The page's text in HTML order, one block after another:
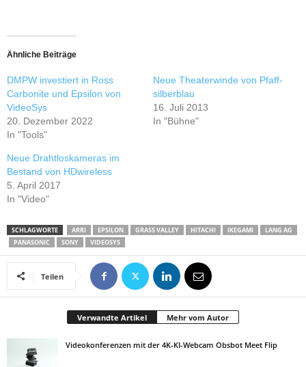
Ähnliche Beiträge
DMPW investiert in Ross
Carbonite und Epsilon von
VideoSys
20. Dezember 2022
In "Tools"
Neue Theaterwinde von Pfaff-
silberblau
16. Juli 2013
In "Bühne"
Neue Drahtloskameras im
Bestand von HDwireless
5. April 2017
In "Video"
SCHLAGWORTE ARRI EPSILON GRASS VALLEY HITACHI IKEGAMI
LANG AG
PANASONIC
SONY VIDEOSYS
Teilen
Verwandte Artikel Mehr vom Autor
Videokonferenzen mit der 4K-KI-Webcam Obsbot Meet Flip